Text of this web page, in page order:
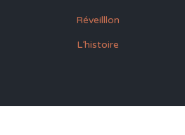
Réveilllon
L’histoire